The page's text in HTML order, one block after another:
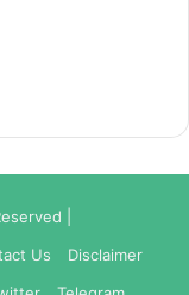
|
Us
Disclaimer